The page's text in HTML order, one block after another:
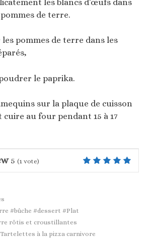
les blancs d’œufs dans
de terre.
pommes de terre dans les
le paprika.
sur la plaque de cuisson
au four pendant 15 à 17
5 (1 vote)
#bûche #dessert #Plat
rôtis et croustillantes
Tartelettes à la pizza carnivore